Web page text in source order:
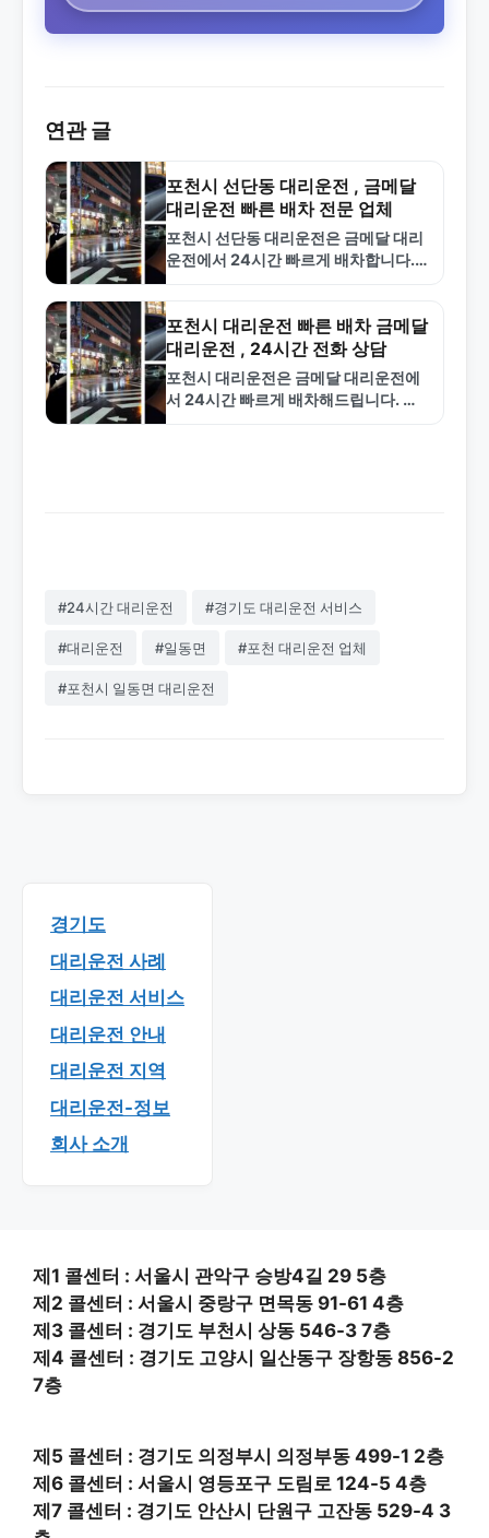
연관 글
포천시 선단동 대리운전 , 금메달
대리운전 빠른 배차 전문 업체
포천시 선단동 대리운전은 금메달 대리
운전에서 24시간 빠르게 배차합니다.
지금 바로 호출하세요.
포천시 대리운전 빠른 배차 금메달
대리운전 , 24시간 전화 상담
포천시 대리운전은 금메달 대리운전에
서 24시간 빠르게 배차해드립니다. 합
#24시간 대리운전 #경기도 대리운전 서비스
#대리운전 #일동면 #포천 대리운전 업체
#포천시 일동면 대리운전
경기도
대리운전 사례
대리운전 서비스
대리운전 안내
대리운전 지역
대리운전-정보
회사 소개
제1 콜센터 : 서울시 관악구 승방4길 29 5층
제2 콜센터 : 서울시 중랑구 면목동 91-61 4층
제3 콜센터 : 경기도 부천시 상동 546-3 7층
제4 콜센터 : 경기도 고양시 일산동구 장항동 856-2
7층
제5 콜센터 : 경기도 의정부시 의정부동 499-1 2층
제6 콜센터 : 서울시 영등포구 도림로 124-5 4층
제7 콜센터 : 경기도 안산시 단원구 고잔동 529-4 3